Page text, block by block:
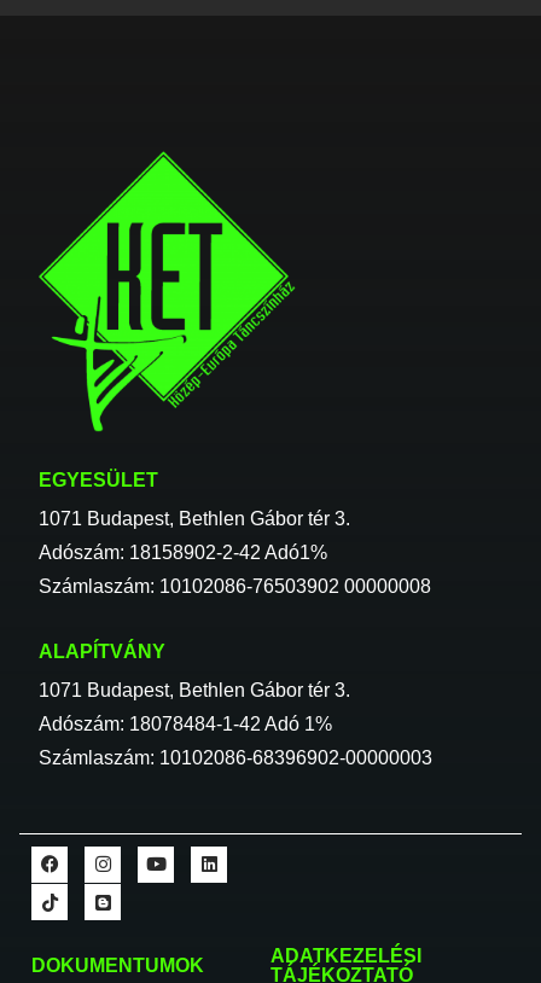
EGYESÜLET
1071 Budapest, Bethlen Gábor tér 3.
Adószám: 18158902-2-42 Adó1%
Számlaszám: 10102086-76503902 00000008
ALAPÍTVÁNY
1071 Budapest, Bethlen Gábor tér 3.
Adószám: 18078484-1-42 Adó 1%
Számlaszám: 10102086-68396902-00000003
DOKUMENTUMOK
ADATKEZELÉSI
TÁJÉKOZTATÓ